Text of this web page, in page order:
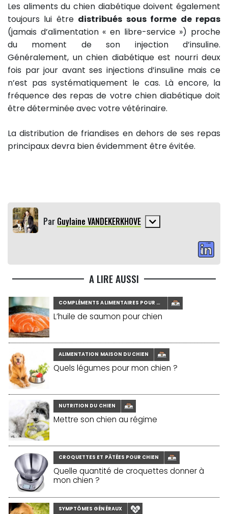
Les aliments du chien diabétique doivent également
toujours lui être distribués sous forme de repas
(jamais d’alimentation « en libre-service ») proche
du moment de son injection d’insuline.
Généralement, un chien diabétique est nourri deux
fois par jour avant ses injections d’insuline mais ce
n’est pas systématiquement le cas. Là encore, la
fréquence des repas de votre chien diabétique doit
être déterminée avec votre vétérinaire.
La distribution de friandises en dehors de ses repas
principaux devra bien évidemment être évitée.
Par Guylaine VANDEKERKHOVE
A LIRE AUSSI
COMPLÉMENTS ALIMENTAIRES POUR CHIEN
L’huile de saumon pour chien
ALIMENTATION MAISON DU CHIEN
Quels légumes pour mon chien ?
NUTRITION DU CHIEN
Mettre son chien au régime
CROQUETTES ET PÂTÉES POUR CHIEN
Quelle quantité de croquettes donner à
mon chien ?
SYMPTÔMES GÉNÉRAUX